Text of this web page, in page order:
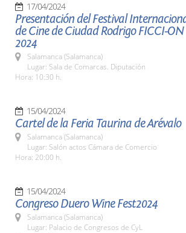
17/04/2024
Presentación del Festival
de Cine de Ciudad Rodrigo FICCI-ON
2024
Salamanca (Salamanca)
Lugar: Sala de Comarcas. Diputación
Hora: 10:30 h.
15/04/2024
Cartel de la Feria Taurina de Arévalo
Salamanca (Salamanca)
Lugar: Salón actos Cámara de Comercio
Hora: 20:00 h.
15/04/2024
Congreso Duero Wine Fest2024
Salamanca (Salamanca)
Lugar: Palacio de Congresos de CyL